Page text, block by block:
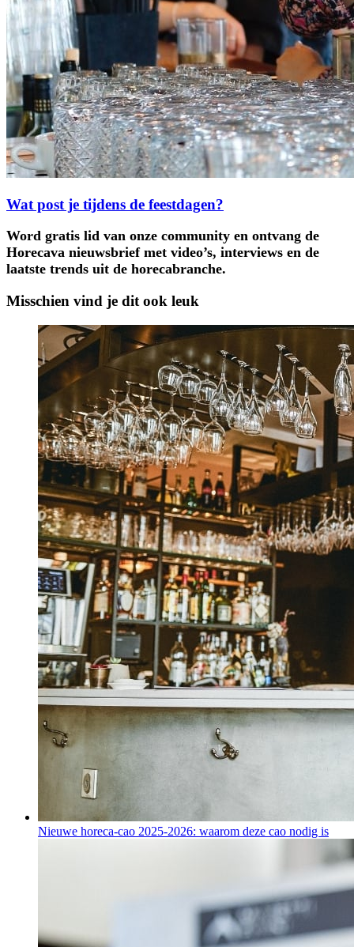
Wat post je tijdens de feestdagen?
Word gratis lid van onze community en ontvang de
Horecava nieuwsbrief met video’s, interviews en de
laatste trends uit de horecabranche.
Misschien vind je dit ook leuk
Nieuwe horeca-cao 2025-2026: waarom deze cao nodig is